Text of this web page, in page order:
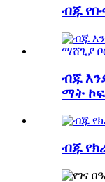
ብጁ
ብጁ
ማት
ብጁ